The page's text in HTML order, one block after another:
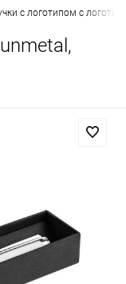
с логотипом с